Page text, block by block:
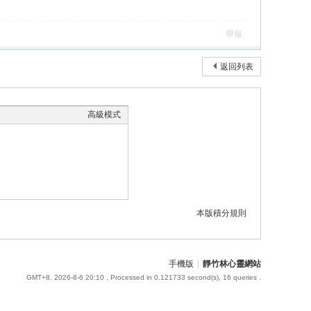
舉報
返回列表
高級模式
本版積分規則
手機版 靜竹林心靈網站
GMT+8, 2026-8-6 20:10 , Processed in 0.121733 second(s), 16 queries .